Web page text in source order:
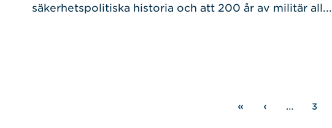
säkerhetspolitiska historia och att 200 år av militär all...
Första
«
Föregående
‹ … Sida
3